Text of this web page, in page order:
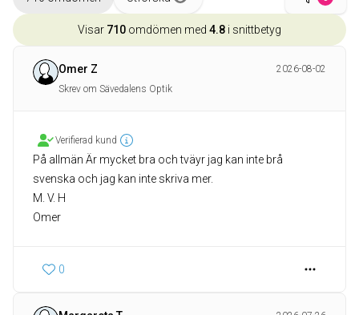
Visar 710 omdömen med 4.8 i snittbetyg
Omer Z
2026-08-02
Skrev om Sävedalens Optik
Verifierad kund
På allmän Är mycket bra och tväyr jag kan inte brå
svenska och jag kan inte skriva mer.
M. V. H
Omer
0